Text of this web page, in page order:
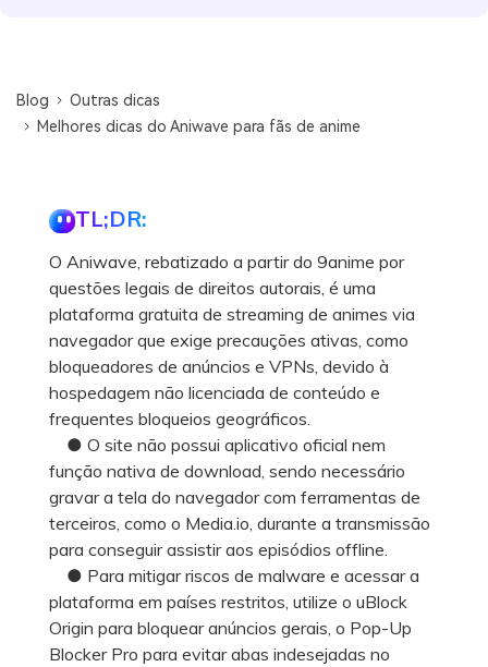
Blog
Outras dicas
Melhores dicas do Aniwave para fãs de anime
TL;DR:
O Aniwave, rebatizado a partir do 9anime por
questões legais de direitos autorais, é uma
plataforma gratuita de streaming de animes via
navegador que exige precauções ativas, como
bloqueadores de anúncios e VPNs, devido à
hospedagem não licenciada de conteúdo e
frequentes bloqueios geográficos.
● O site não possui aplicativo oficial nem
função nativa de download, sendo necessário
gravar a tela do navegador com ferramentas de
terceiros, como o Media.io, durante a transmissão
para conseguir assistir aos episódios offline.
● Para mitigar riscos de malware e acessar a
plataforma em países restritos, utilize o uBlock
Origin para bloquear anúncios gerais, o Pop-Up
Blocker Pro para evitar abas indesejadas no